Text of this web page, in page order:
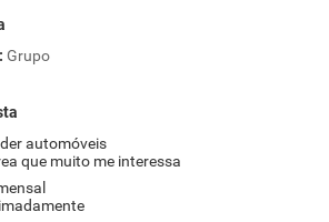
: Grupo
automóveis
que muito me interessa